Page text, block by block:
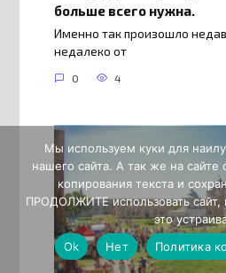
больше всего нужна.
Именно так произошло
недалеко от
0 4
Мы используем куки для
нашего сайта. А так же на
копирования текста и
ПРОДОЛЖИТЕ использовать сайт,
это
Ok
Нет Политика